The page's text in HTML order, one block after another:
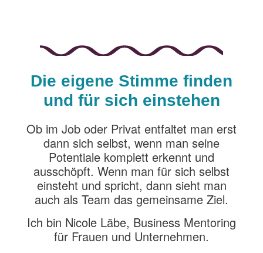
Die eigene Stimme finden
und für sich einstehen
Ob im Job oder Privat entfaltet man erst
dann sich selbst, wenn man seine
Potentiale komplett erkennt und
ausschöpft. Wenn man für sich selbst
einsteht und spricht, dann sieht man
auch als Team das gemeinsame Ziel.
Ich bin Nicole Läbe, Business Mentoring
für Frauen und Unternehmen.